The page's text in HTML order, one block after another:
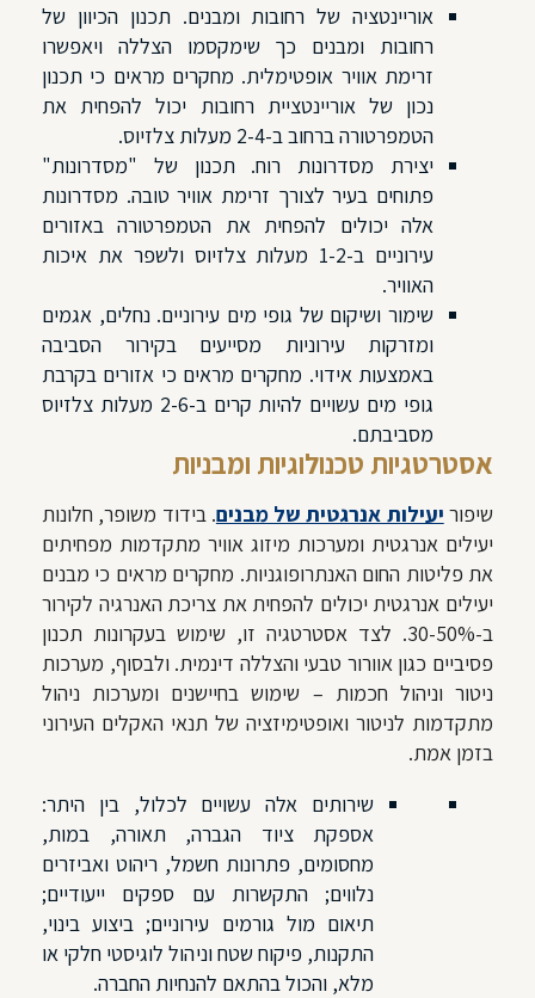
אוריינטציה של רחובות ומבנים. תכנון הכיוון של
רחובות ומבנים כך שימקסמו הצללה ויאפשרו
זרימת אוויר אופטימלית. מחקרים מראים כי תכנון
נכון של אוריינטציית רחובות יכול להפחית את
הטמפרטורה ברחוב ב-2-4 מעלות צלזיוס.
יצירת מסדרונות רוח. תכנון של "מסדרונות"
פתוחים בעיר לצורך זרימת אוויר טובה. מסדרונות
אלה יכולים להפחית את הטמפרטורה באזורים
עירוניים ב-1-2 מעלות צלזיוס ולשפר את איכות
האוויר.
שימור ושיקום של גופי מים עירוניים. נחלים, אגמים
ומזרקות עירוניות מסייעים בקירור הסביבה
באמצעות אידוי. מחקרים מראים כי אזורים בקרבת
גופי מים עשויים להיות קרים ב-2-6 מעלות צלזיוס
מסביבתם.
אסטרטגיות טכנולוגיות ומבניות
שיפור יעילות אנרגטית של מבנים. בידוד משופר, חלונות
יעילים אנרגטית ומערכות מיזוג אוויר מתקדמות מפחיתים
את פליטות החום האנתרופוגניות. מחקרים מראים כי מבנים
יעילים אנרגטית יכולים להפחית את צריכת האנרגיה לקירור
ב-30-50%. לצד אסטרטגיה זו, שימוש בעקרונות תכנון
פסיביים כגון אוורור טבעי והצללה דינמית. ולבסוף, מערכות
ניטור וניהול חכמות – שימוש בחיישנים ומערכות ניהול
מתקדמות לניטור ואופטימיזציה של תנאי האקלים העירוני
בזמן אמת.
שירותים אלה עשויים לכלול, בין היתר:
אספקת ציוד הגברה, תאורה, במות,
מחסומים, פתרונות חשמל, ריהוט ואביזרים
נלווים; התקשרות עם ספקים ייעודיים;
תיאום מול גורמים עירוניים; ביצוע בינוי,
התקנות, פיקוח שטח וניהול לוגיסטי חלקי או
מלא, והכול בהתאם להנחיות החברה.